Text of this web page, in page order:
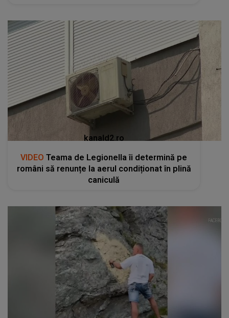
kanald2.ro
VIDEO Teama de Legionella îi determină pe
români să renunțe la aerul condiționat în plină
caniculă